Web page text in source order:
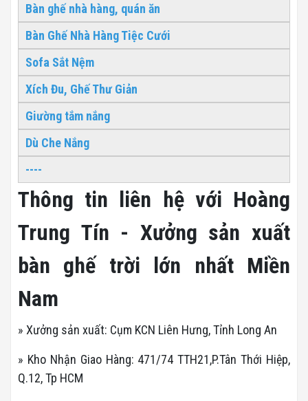
Bàn ghế nhà hàng, quán ăn
Bàn Ghế Nhà Hàng Tiệc Cưới
Sofa Sắt Nệm
Xích Đu, Ghế Thư Giản
Giường tắm nắng
Dù Che Nắng
----
Thông tin liên hệ với Hoàng
Trung Tín - Xưởng sản xuất
bàn ghế trời lớn nhất Miền
Nam
» Xưởng sản xuất: Cụm KCN Liên Hưng, Tỉnh Long An
» Kho Nhận Giao Hàng: 471/74 TTH21,P.Tân Thới Hiệp,
Q.12, Tp HCM